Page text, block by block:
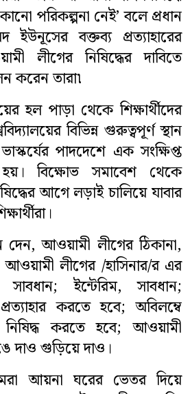
পরিকল্পনা নেই’ বলে প্রধান
ইউনূসের বক্তব্য প্রত্যাহারের
লীগের নিষিদ্ধের দাবিতে
করেন তারা৷
হল পাড়া থেকে শিক্ষার্থীদের
বিভিন্ন গুরুত্বপূর্ণ স্থান
পাদদেশে এক সংক্ষিপ্ত
বিক্ষোভ সমাবেশ থেকে
আগে লড়াই চালিয়ে যাবার
দেন, আওয়ামী লীগের ঠিকানা,
লীগের /হাসিনার/র এর
সাবধান; ইন্টেরিম, সাবধান;
করতে হবে; অবিলম্বে
করতে হবে; আওয়ামী
দাও গুড়িয়ে দাও।
আয়না ঘরের ভেতর দিয়ে